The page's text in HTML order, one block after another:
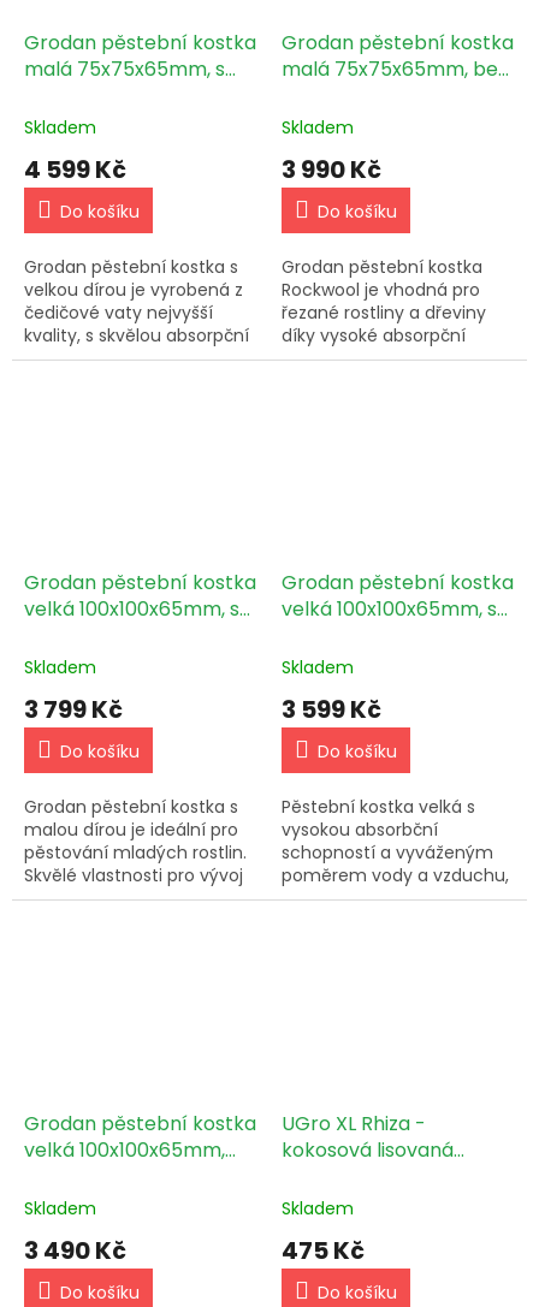
Grodan pěstební kostka
malá 75x75x65mm, s
Skladem
4 599 Kč
Do košíku
Grodan pěstební kostka s
velkou dírou je vyrobená z
čedičové vaty nejvyšší
kvality, s skvělou absorpční
schopností. Rozměry:
Grodan pěstební kostka
malá 75x75x65mm, bez
Skladem
3 990 Kč
Do košíku
Grodan pěstební kostka
Rockwool je vhodná pro
řezané rostliny a dřeviny
díky vysoké absorpční
schopnosti a vyváženému
Grodan pěstební kostka
velká 100x100x65mm, s
Skladem
3 799 Kč
Do košíku
Grodan pěstební kostka s
malou dírou je ideální pro
pěstování mladých rostlin.
Skvělé vlastnosti pro vývoj
kořenového systému.
Grodan pěstební kostka
velká 100x100x65mm, s
Skladem
3 599 Kč
Do košíku
Pěstební kostka velká s
vysokou absorbční
schopností a vyváženým
poměrem vody a vzduchu,
rozměry 100x100x65mm s
Grodan pěstební kostka
velká 100x100x65mm,
Skladem
3 490 Kč
Do košíku
UGro XL Rhiza -
kokosová lisovaná
Skladem
475 Kč
Do košíku